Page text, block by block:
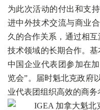
为此次活动的付出和支
进中外技术交流与商业
久的合作关系，通过相
技术领域的长期合作。
中国企业代表团参加在
览会”。届时魁北克政府
业代表团组织高效的商务